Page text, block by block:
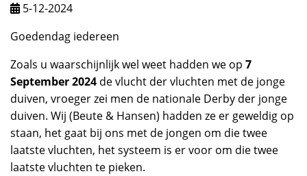
5-12-2024
Goedendag iedereen
Zoals u waarschijnlijk wel weet hadden we op 7
September 2024 de vlucht der vluchten met de jonge
duiven, vroeger zei men de nationale Derby der jonge
duiven. Wij (Beute & Hansen) hadden ze er geweldig op
staan, het gaat bij ons met de jongen om die twee
laatste vluchten, het systeem is er voor om die twee
laatste vluchten te pieken.